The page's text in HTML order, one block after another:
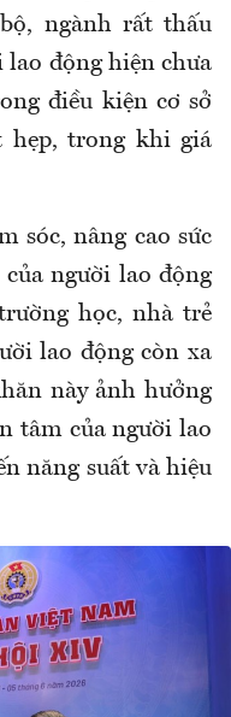
ngành rất thấu
động hiện chưa
điều kiện cơ sở
hẹp, trong khi giá
sóc, nâng cao sức
người lao động
học, nhà trẻ
lao động còn xa
này ảnh hưởng
tâm của người lao
năng suất và hiệu